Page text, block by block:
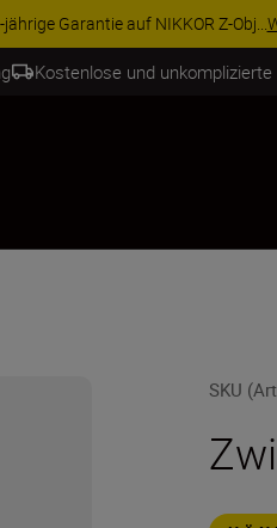
Garantie auf NIKKOR Z-Obj...
Kostenlose und
SKU